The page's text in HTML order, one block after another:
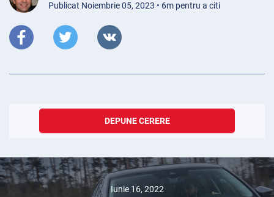
Publicat Noiembrie 05, 2023 • 6m pentru a citi
DEPUNE CERERE
Iunie 16, 2022